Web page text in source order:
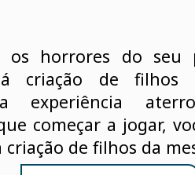
os horrores do seu
criação de filhos
experiência
começar a jogar,
criação de filhos da